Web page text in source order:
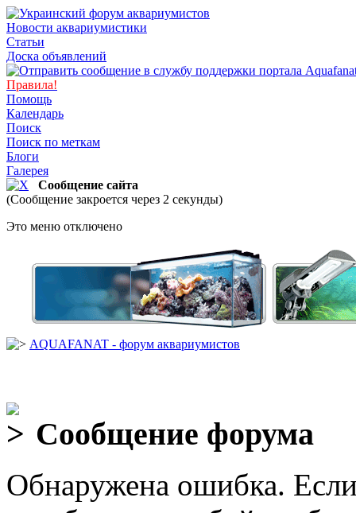
Новости аквариумистики
Статьи
Доска объявлений
Правила!
Помощь
Календарь
Поиск
Поиск по меткам
Блоги
Галерея
Сообщение сайта
(Сообщение закроется через 2 секунды)
Это меню отключено
AQUAFANAT - форум аквариумистов
Сообщение форума
Обнаружена ошибка.